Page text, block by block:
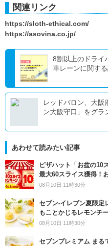
関連リンク
https://sloth-ethical.com/
https://asovina.co.jp/
8割以上のドライ
車レーンに関す
レッドバロン、大阪
ン大阪守口」をグラ
あわせて読みたい記事
ピザハット「お盆の10
最大60スライス獲得！
08月10日 11時30分
セブン‐イレブン夏限
もことかじるレモンチ
08月10日 11時30分
セブンプレミアム まる